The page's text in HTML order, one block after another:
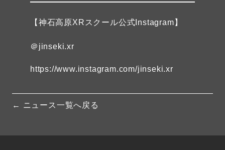
【神石高原XRスクール公式Instagram】
＠jinseki.xr
https://www.instagram.com/jinseki.xr
← ニュース一覧へ戻る